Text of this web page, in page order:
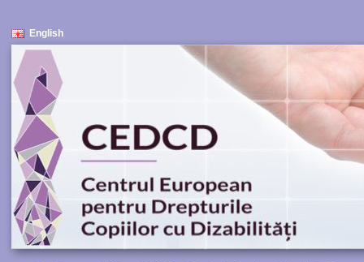
English